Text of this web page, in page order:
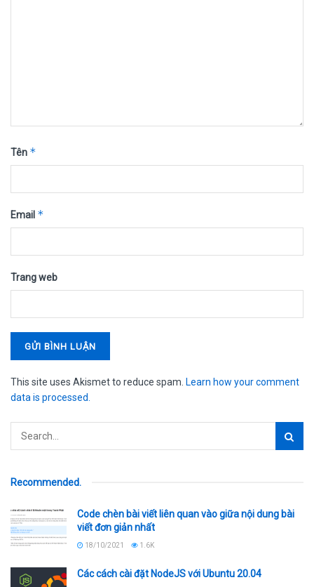
Tên *
Email *
Trang web
This site uses Akismet to reduce spam. Learn how your comment
data is processed.
Recommended.
Code chèn bài viết liên quan vào giữa nội dung bài
viết đơn giản nhất
18/10/2021 1.6K
Các cách cài đặt NodeJS với Ubuntu 20.04